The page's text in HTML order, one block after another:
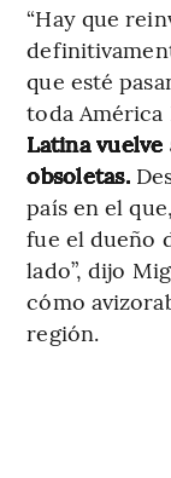
“Hay que
que esté
toda América
Latina
obsoletas.
país en el
fue el dueño
lado”, dijo
cómo
región.